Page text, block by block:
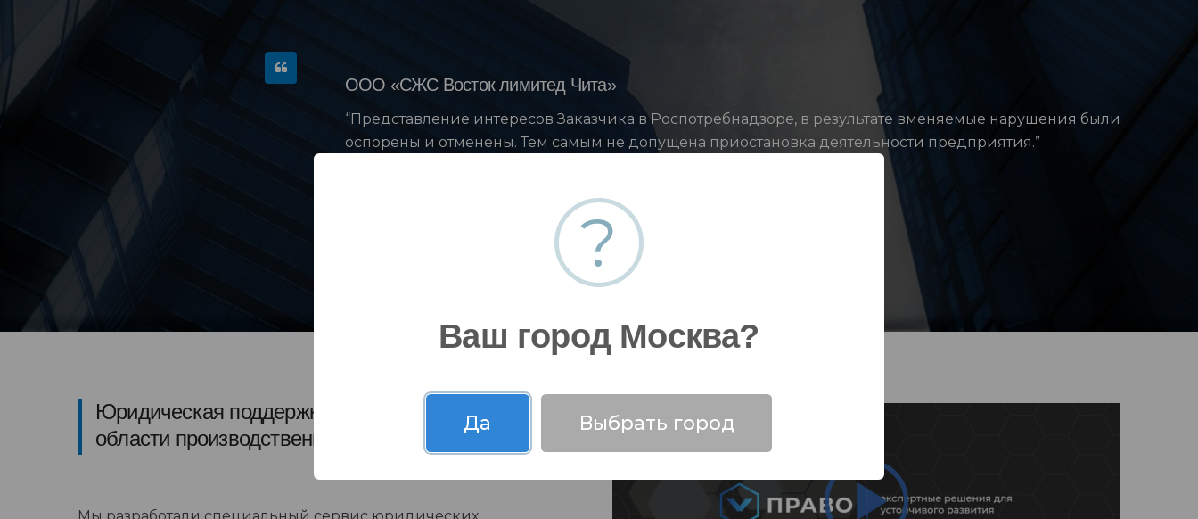
к АО
ООО «СЖС Восток лимитед Чита»
“Представление интересов Заказчика в Роспотребнадзоре, в результате вменяемые нарушения были
оспорены и отменены. Тем самым не допущена приостановка деятельности предприятия.”
Юридическая поддержка наших клиентов в
области производственной безопасности
?
Ваш город Москва?
Да Выбрать город